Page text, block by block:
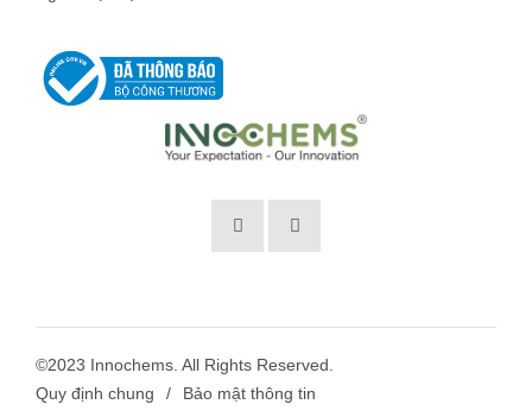
VI
©2023 Innochems. All Rights Reserved.
Quy định chung
Bảo mật thông tin